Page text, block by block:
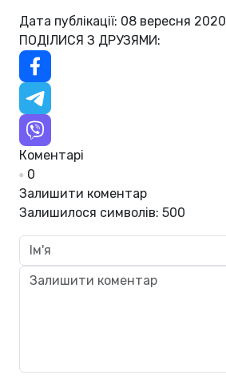
Дата публікації: 08 вересня 2020
ПОДІЛИСЯ З ДРУЗЯМИ:
Коментарі
0
Залишити коментар
Залишилося символів: 500